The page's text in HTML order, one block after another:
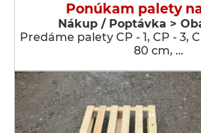
Ponúkam palety
Nákup / Poptávka >
Predáme palety CP - 1, CP - 3,
80 cm, …